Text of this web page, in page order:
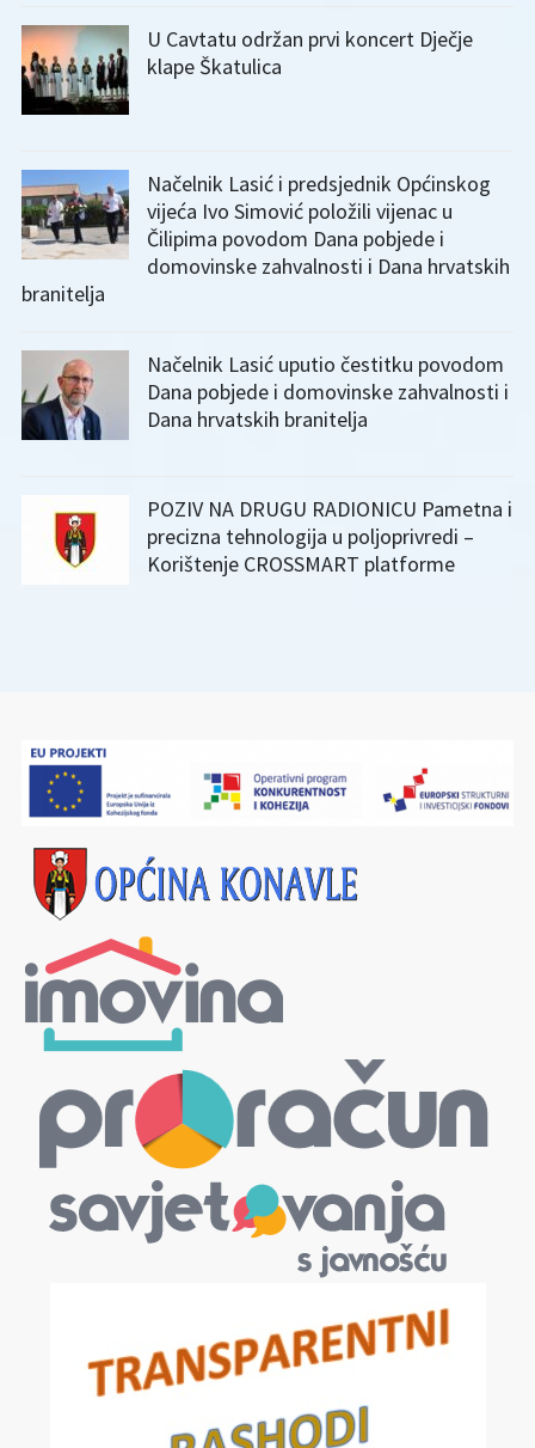
U Cavtatu održan prvi koncert Dječje
klape Škatulica
Načelnik Lasić i predsjednik Općinskog
vijeća Ivo Simović položili vijenac u
Čilipima povodom Dana pobjede i
domovinske zahvalnosti i Dana hrvatskih
branitelja
Načelnik Lasić uputio čestitku povodom
Dana pobjede i domovinske zahvalnosti i
Dana hrvatskih branitelja
POZIV NA DRUGU RADIONICU Pametna i
precizna tehnologija u poljoprivredi –
Korištenje CROSSMART platforme